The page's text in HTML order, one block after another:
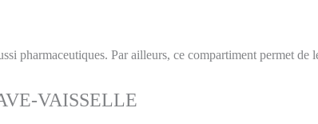
pharmaceutiques. Par ailleurs, ce compartiment permet de
VAISSELLE